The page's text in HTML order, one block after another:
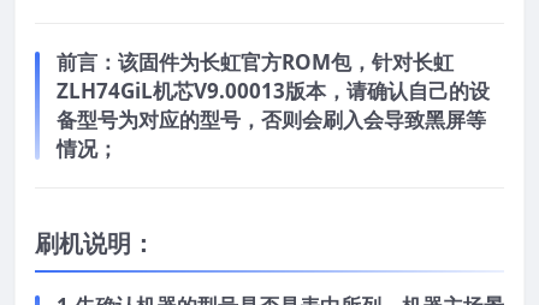
前言： 该固件为长虹官方ROM包，针对长虹
ZLH74GiL机芯V9.00013版本，请确认自己的设
备型号为对应的型号，否则会刷入会导致黑屏等
情况；
刷机说明：